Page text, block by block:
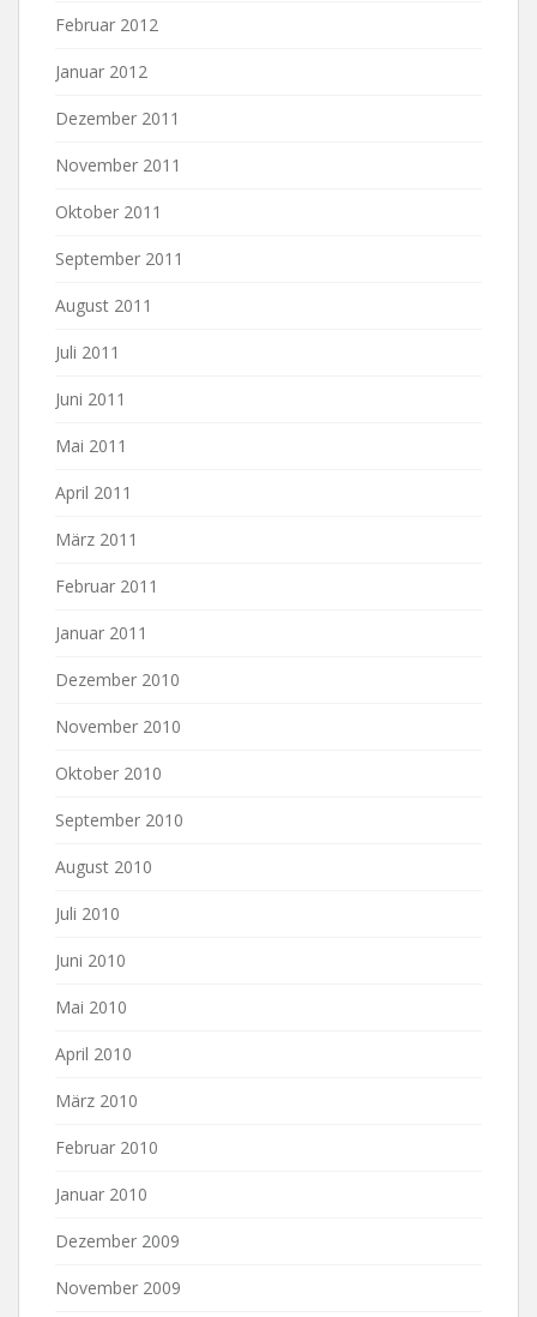
Februar 2012
Januar 2012
Dezember 2011
November 2011
Oktober 2011
September 2011
August 2011
Juli 2011
Juni 2011
Mai 2011
April 2011
März 2011
Februar 2011
Januar 2011
Dezember 2010
November 2010
Oktober 2010
September 2010
August 2010
Juli 2010
Juni 2010
Mai 2010
April 2010
März 2010
Februar 2010
Januar 2010
Dezember 2009
November 2009